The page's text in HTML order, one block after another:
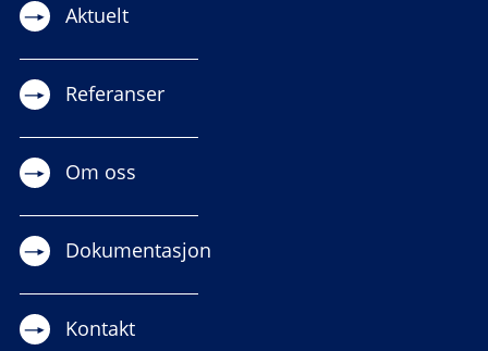
Aktuelt
Referanser
Om oss
Dokumentasjon
Kontakt